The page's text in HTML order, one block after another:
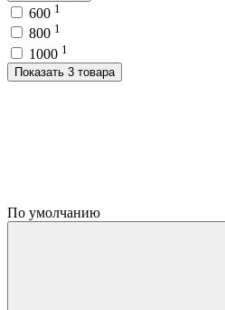
600 1
800 1
1000 1
Показать 3 товара
По умолчанию